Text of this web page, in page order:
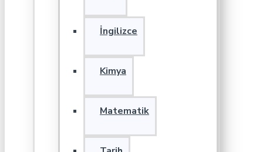
İngilizce
Kimya
Matematik